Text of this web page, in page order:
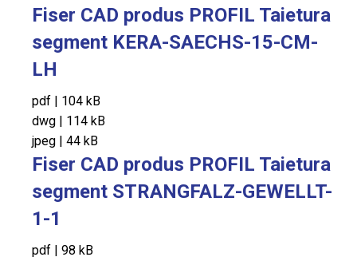
Fiser CAD produs PROFIL Taietura
segment KERA-SAECHS-15-CM-
LH
pdf | 104 kB
dwg | 114 kB
jpeg | 44 kB
Fiser CAD produs PROFIL Taietura
segment STRANGFALZ-GEWELLT-
1-1
pdf | 98 kB